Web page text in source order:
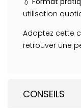
utilisation
Adoptez cette
retrouver une
CONSEILS